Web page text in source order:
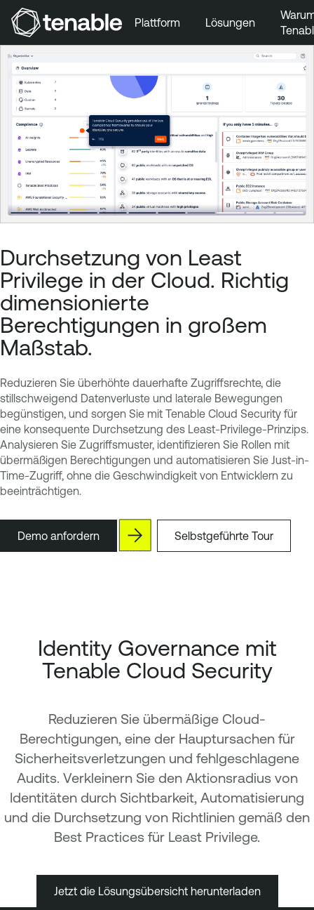
Zur Hauptnavigation wechseln
Zum Hauptinhalt wechseln
Zur Fußzeile wechseln
Plattform Lösungen
Durchsetzung von Least
Privilege in der Cloud. Richtig
dimensionierte
Berechtigungen in großem
Maßstab.
Reduzieren Sie überhöhte dauerhafte Zugriffsrechte, die
stillschweigend Datenverluste und laterale Bewegungen
begünstigen, und sorgen Sie mit Tenable Cloud Security für
eine konsequente Durchsetzung des Least-Privilege-Prinzips.
Analysieren Sie Zugriffsmuster, identifizieren Sie Rollen mit
übermäßigen Berechtigungen und automatisieren Sie Just-in-
Time-Zugriff, ohne die Geschwindigkeit von Entwicklern zu
beeinträchtigen.
Demo anfordern Selbstgeführte Tour
Identity Governance mit
Tenable Cloud Security
Reduzieren Sie übermäßige Cloud-
Berechtigungen, eine der Hauptursachen für
Sicherheitsverletzungen und fehlgeschlagene
Audits. Verkleinern Sie den Aktionsradius von
Identitäten durch Sichtbarkeit, Automatisierung
und die Durchsetzung von Richtlinien gemäß den
Best Practices für Least Privilege.
Jetzt die Lösungsübersicht herunterladen